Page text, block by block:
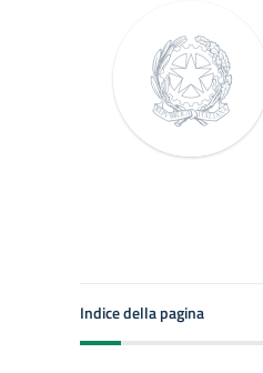
Indice della pagina